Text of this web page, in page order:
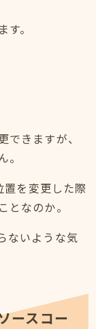
。
きますが、
置を変更した際
なのか。
ないような気
ースコー